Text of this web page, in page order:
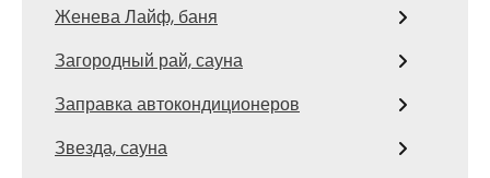
Женева Лайф, баня
Загородный рай, сауна
Заправка автокондиционеров
Звезда, сауна